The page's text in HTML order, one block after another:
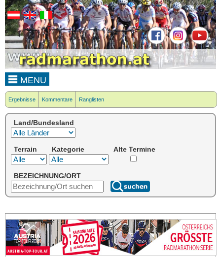
MENU
Ergebnisse Kommentare Ranglisten
Land/Bundesland
Terrain Kategorie Alte Termine
BEZEICHNUNG/ORT